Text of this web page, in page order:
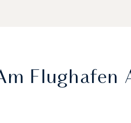
Flughafen